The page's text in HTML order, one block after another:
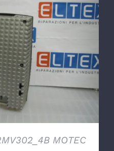
MOTEC